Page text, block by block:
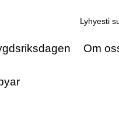
Lyhyesti
Om